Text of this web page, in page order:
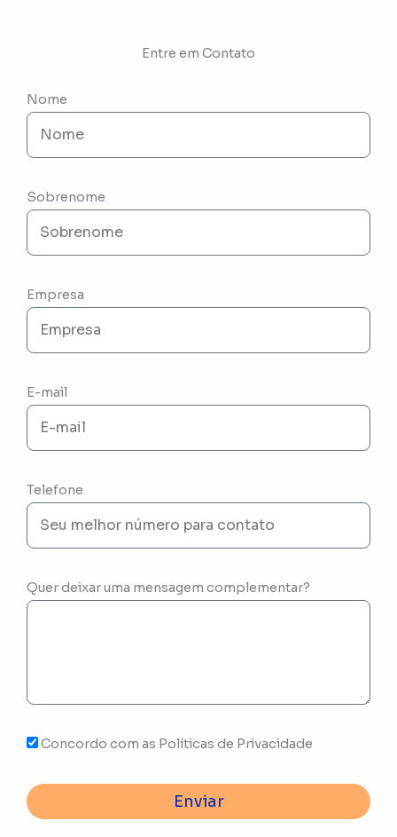
Entre em Contato
Nome
Sobrenome
Empresa
E-mail
Telefone
Quer deixar uma mensagem complementar?
Concordo com as Políticas de Privacidade
Enviar